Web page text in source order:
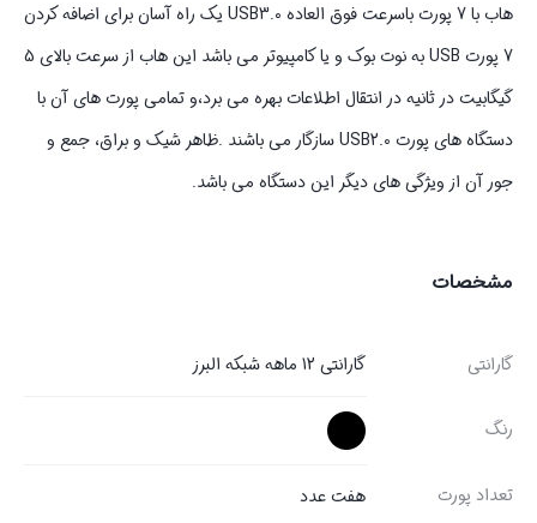
هاب با 7 پورت باسرعت فوق العاده USB3.0 یک راه آسان برای اضافه کردن
7 پورت USB به نوت بوک و یا کامپیوتر می باشد این هاب از سرعت بالای 5
گیگابیت در ثانیه در انتقال اطلاعات بهره می برد،و تمامی پورت های آن با
دستگاه های پورت USB2.0 سازگار می باشند .ظاهر شیک و براق، جمع و
جور آن از ویژگی های دیگر این دستگاه می باشد.
مشخصات
گارانتی گارانتی 12 ماهه شبکه البرز
رنگ
تعداد پورت‌ هفت عدد